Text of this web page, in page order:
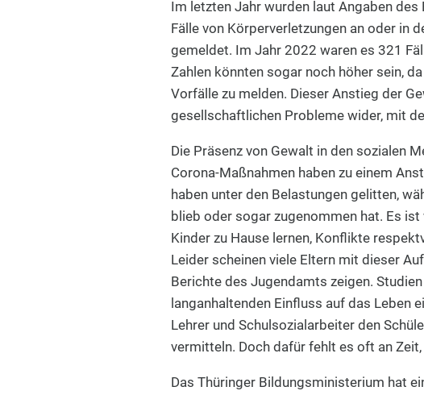
Im letzten Jahr wurden laut Angaben
Fälle von Körperverletzungen an oder in
gemeldet. Im Jahr 2022 waren es 321
Zahlen könnten sogar noch höher sein,
Vorfälle zu melden. Dieser Anstieg der
gesellschaftlichen Probleme wider, mit
Die Präsenz von Gewalt in den sozialen
Corona-Maßnahmen haben zu einem
haben unter den Belastungen gelitten,
blieb oder sogar zugenommen hat. Es
Kinder zu Hause lernen, Konflikte
Leider scheinen viele Eltern mit dieser
Berichte des Jugendamts zeigen.
langanhaltenden Einfluss auf das Leben
Lehrer und Schulsozialarbeiter den
vermitteln. Doch dafür fehlt es oft an
Das Thüringer Bildungsministerium hat